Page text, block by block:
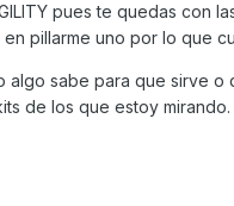
pues te quedas con
pillarme uno por lo que
algo sabe para que sirve o
de los que estoy mirando.